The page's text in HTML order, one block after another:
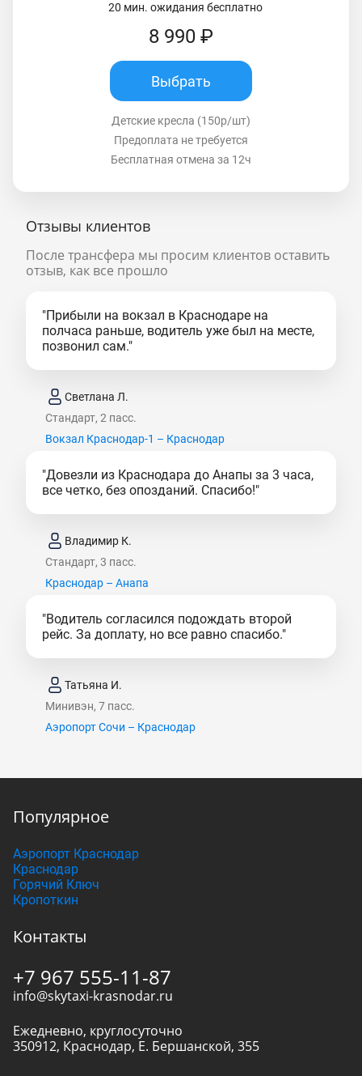
20 мин. ожидания бесплатно
8 990 ₽
Выбрать
Детские кресла (150р/шт)
Предоплата не требуется
Бесплатная отмена за 12ч
Отзывы клиентов
После трансфера мы просим клиентов оставить
отзыв, как все прошло
"Прибыли на вокзал в Краснодаре на
полчаса раньше, водитель уже был на месте,
позвонил сам."
Светлана Л.
Стандарт, 2 пасс.
Вокзал Краснодар-1 – Краснодар
"Довезли из Краснодара до Анапы за 3 часа,
все четко, без опозданий. Спасибо!"
Владимир К.
Стандарт, 3 пасс.
Краснодар – Анапа
"Водитель согласился подождать второй
рейс. За доплату, но все равно спасибо."
Татьяна И.
Минивэн, 7 пасс.
Аэропорт Сочи – Краснодар
Популярное
Аэропорт Краснодар
Краснодар
Горячий Ключ
Кропоткин
Контакты
+7 967 555-11-87
info@skytaxi-krasnodar.ru
Ежедневно, круглосуточно
350912, Краснодар, Е. Бершанской, 355